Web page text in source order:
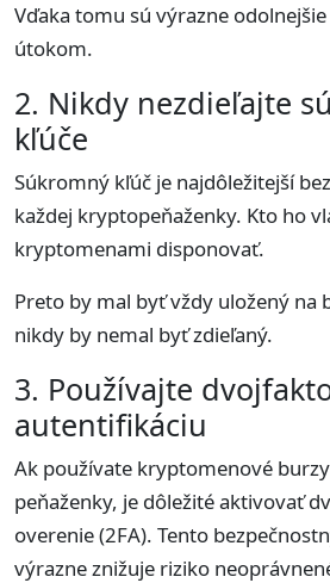
Vďaka tomu sú výrazne
útokom.
2. Nikdy nezdieľajte
kľúče
Súkromný kľúč je najdôležitejší
každej kryptopeňaženky. Kto ho
kryptomenami disponovať.
Preto by mal byť vždy uložený na
nikdy by nemal byť zdieľaný.
3. Používajte
autentifikáciu
Ak používate kryptomenové
peňaženky, je dôležité aktivovať
overenie (2FA). Tento
výrazne znižuje riziko